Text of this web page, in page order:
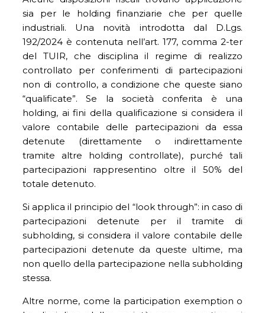
sia per le holding finanziarie che per quelle
industriali. Una novità introdotta dal D.Lgs.
192/2024 è contenuta nell’art. 177, comma 2-ter
del TUIR, che disciplina il regime di realizzo
controllato per conferimenti di partecipazioni
non di controllo, a condizione che queste siano
“qualificate”. Se la società conferita è una
holding, ai fini della qualificazione si considera il
valore contabile delle partecipazioni da essa
detenute (direttamente o indirettamente
tramite altre holding controllate), purché tali
partecipazioni rappresentino oltre il 50% del
totale detenuto.
Si applica il principio del “look through”: in caso di
partecipazioni detenute per il tramite di
subholding, si considera il valore contabile delle
partecipazioni detenute da queste ultime, ma
non quello della partecipazione nella subholding
stessa.
Altre norme, come la participation exemption o